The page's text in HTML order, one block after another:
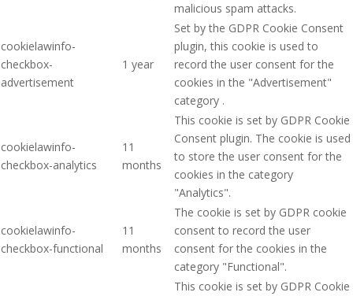
malicious spam attacks.
cookielawinfo-
checkbox-
advertisement
1 year
Set by the GDPR Cookie Consent
plugin, this cookie is used to
record the user consent for the
cookies in the "Advertisement"
category .
cookielawinfo-
checkbox-analytics
11
months
This cookie is set by GDPR Cookie
Consent plugin. The cookie is used
to store the user consent for the
cookies in the category
"Analytics".
cookielawinfo-
checkbox-functional
11
months
The cookie is set by GDPR cookie
consent to record the user
consent for the cookies in the
category "Functional".
This cookie is set by GDPR Cookie